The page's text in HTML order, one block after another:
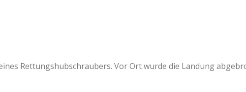
Rettungshubschraubers. Vor Ort wurde die Landung